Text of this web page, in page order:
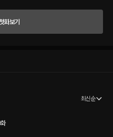
화보기
최신순